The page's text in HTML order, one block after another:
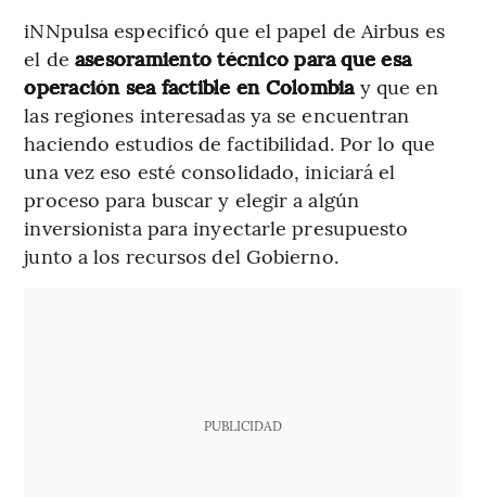
iNNpulsa especificó que el papel de Airbus es
el de asesoramiento técnico para que esa
operación sea factible en Colombiay que en
las regiones interesadas ya se encuentran
haciendo estudios de factibilidad. Por lo que
una vez eso esté consolidado, iniciará el
proceso para buscar y elegir a algún
inversionista para inyectarle presupuesto
junto a los recursos del Gobierno.
PUBLICIDAD